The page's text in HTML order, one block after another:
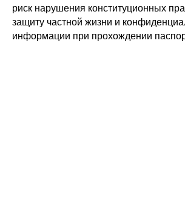
риск нарушения конституционных
защиту частной жизни и
информации при прохождении